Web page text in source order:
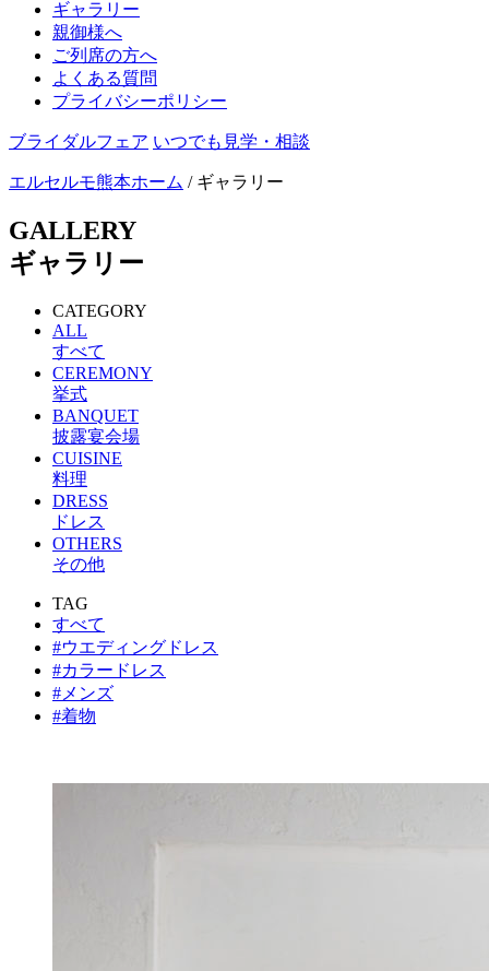
ギャラリー
親御様へ
ご列席の方へ
よくある質問
プライバシーポリシー
ブライダルフェア いつでも見学・相談
エルセルモ熊本ホーム / ギャラリー
GALLERY
ギャラリー
CATEGORY
ALL
すべて
CEREMONY
挙式
BANQUET
披露宴会場
CUISINE
料理
DRESS
ドレス
OTHERS
その他
TAG
すべて
#ウエディングドレス
#カラードレス
#メンズ
#着物